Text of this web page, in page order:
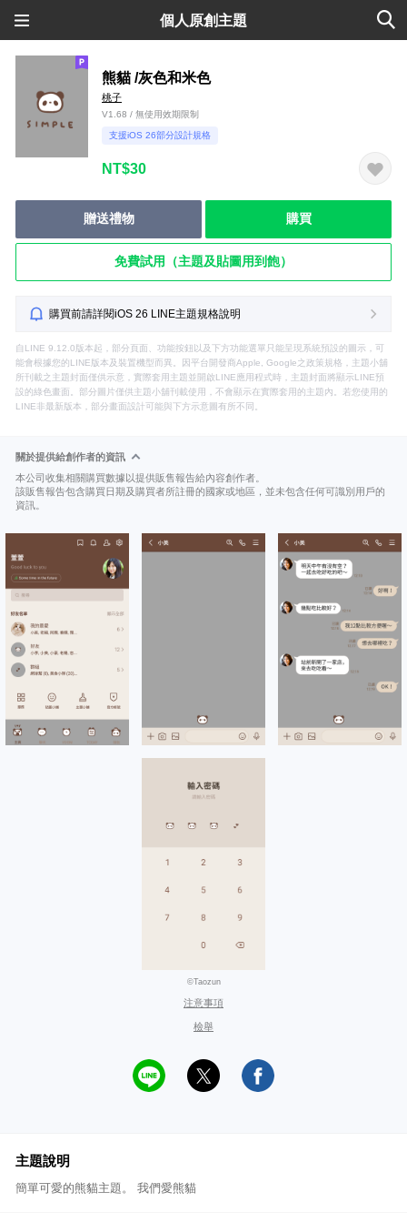
個人原創主題
熊貓 /灰色和米色
桃子
V1.68 / 無使用效期限制
支援iOS 26部分設計規格
NT$30
贈送禮物 購買
免費試用（主題及貼圖用到飽）
購買前請詳閱iOS 26 LINE主題規格說明
自LINE 9.12.0版本起，部分頁面、功能按鈕以及下方功能選單只能呈現系統預設的圖示，可
能會根據您的LINE版本及裝置機型而異。因平台開發商Apple, Google之政策規格，主題小舖
所刊載之主題封面僅供示意，實際套用主題並開啟LINE應用程式時，主題封面將顯示LINE預
設的綠色畫面。部分圖片僅供主題小舖刊載使用，不會顯示在實際套用的主題內。若您使用的
LINE非最新版本，部分畫面設計可能與下方示意圖有所不同。
關於提供給創作者的資訊
本公司收集相關購買數據以提供販售報告給內容創作者。
該販售報告包含購買日期及購買者所註冊的國家或地區，並未包含任何可識別用戶的
資訊。
©Taozun
注意事項
檢舉
主題說明
簡單可愛的熊貓主題。 我們愛熊貓